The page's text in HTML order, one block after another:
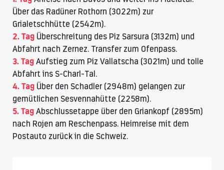
Über das Radüner Rothorn (3022m) zur
Grialetschhütte (2542m).
2. Tag Überschreitung des Piz Sarsura (3132m) und
Abfahrt nach Zernez. Transfer zum Ofenpass.
3. Tag Aufstieg zum Piz Vallatscha (3021m) und tolle
Abfahrt ins S-Charl-Tal.
4. Tag Über den Schadler (2948m) gelangen zur
gemütlichen Sesvennahütte (2258m).
5. Tag Abschlussetappe über den Griankopf (2895m)
nach Rojen am Reschenpass. Heimreise mit dem
Postauto zurück in die Schweiz.